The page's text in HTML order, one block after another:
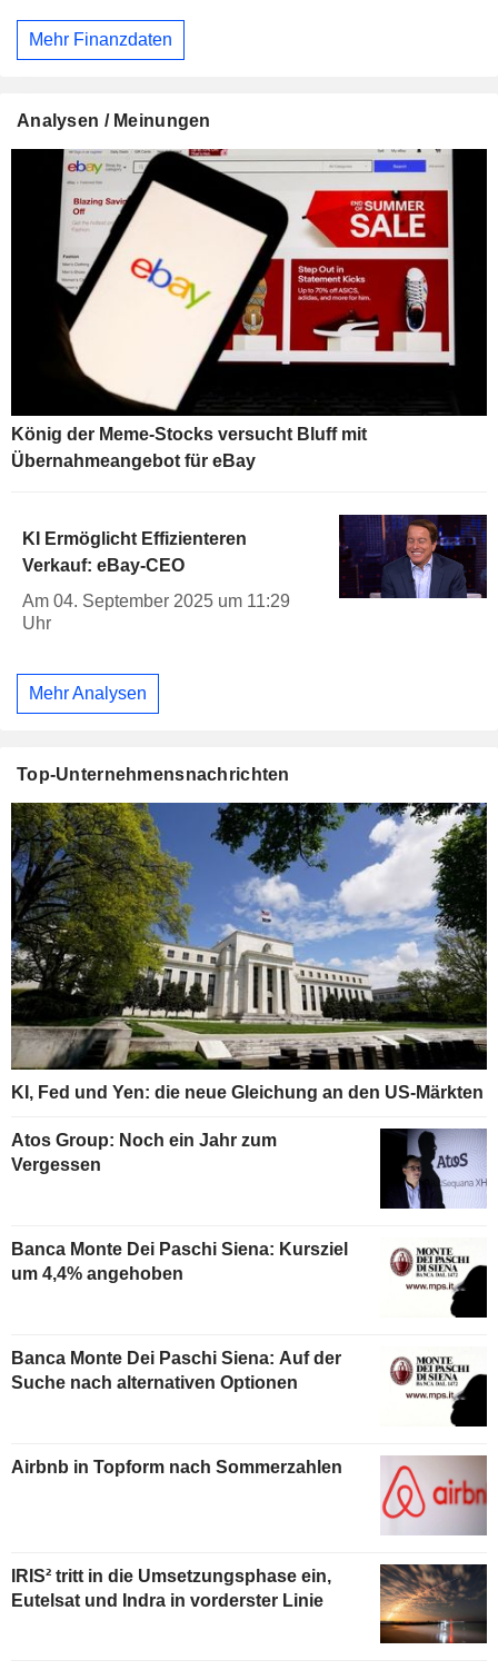
Mehr Finanzdaten
Analysen / Meinungen
König der Meme-Stocks versucht Bluff mit
Übernahmeangebot für eBay
KI Ermöglicht Effizienteren
Verkauf: eBay-CEO
Am 04. September 2025 um 11:29
Uhr
Mehr Analysen
Top-Unternehmensnachrichten
KI, Fed und Yen: die neue Gleichung an den US-Märkten
Atos Group: Noch ein Jahr zum
Vergessen
Banca Monte Dei Paschi Siena: Kursziel
um 4,4% angehoben
Banca Monte Dei Paschi Siena: Auf der
Suche nach alternativen Optionen
Airbnb in Topform nach Sommerzahlen
IRIS² tritt in die Umsetzungsphase ein,
Eutelsat und Indra in vorderster Linie